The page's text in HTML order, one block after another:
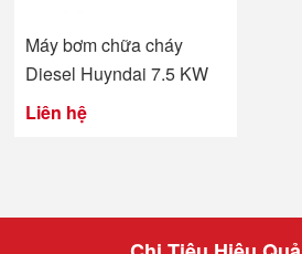
Máy bơm chữa cháy
Diesel Huyndai 7.5 KW
Liên hệ